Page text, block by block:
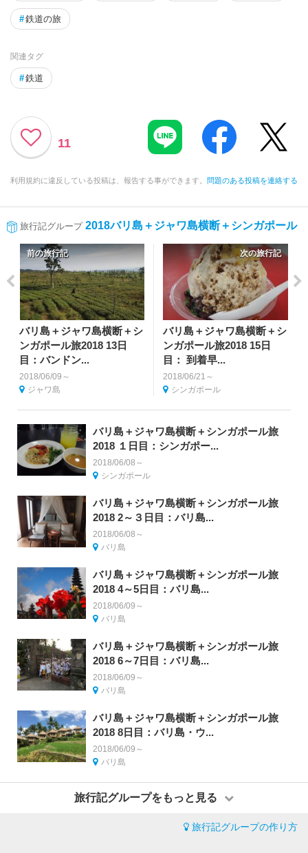
#鉄道の旅
関連タグ
#鉄道
11
利用規約に違反している投稿は、報告する事ができます。 問題のある投稿を連絡する
旅行記グループ 2018バリ島＋ジャワ島横断＋シンガポール
前の旅行記
バリ島＋ジャワ島横断＋シ
ンガポール旅2018 13日
目：バンドン...
2018/06/09～
ジャワ島
次の旅行記
バリ島＋ジャワ島横断＋シ
ンガポール旅2018 15日
目： 到着早...
2018/06/21～
シンガポール
バリ島＋ジャワ島横断＋シンガポール旅
2018 １日目：シンガポー...
2018/06/08～
シンガポール
バリ島＋ジャワ島横断＋シンガポール旅
2018 2～３日目：バリ島...
2018/06/08～
バリ島
バリ島＋ジャワ島横断＋シンガポール旅
2018 4～5日目：バリ島...
2018/06/09～
バリ島
バリ島＋ジャワ島横断＋シンガポール旅
2018 6～7日目：バリ島...
2018/06/09～
バリ島
バリ島＋ジャワ島横断＋シンガポール旅
2018 8日目：バリ島・ウ...
2018/06/09～
バリ島
旅行記グループをもっと見る
旅行記グループの作り方